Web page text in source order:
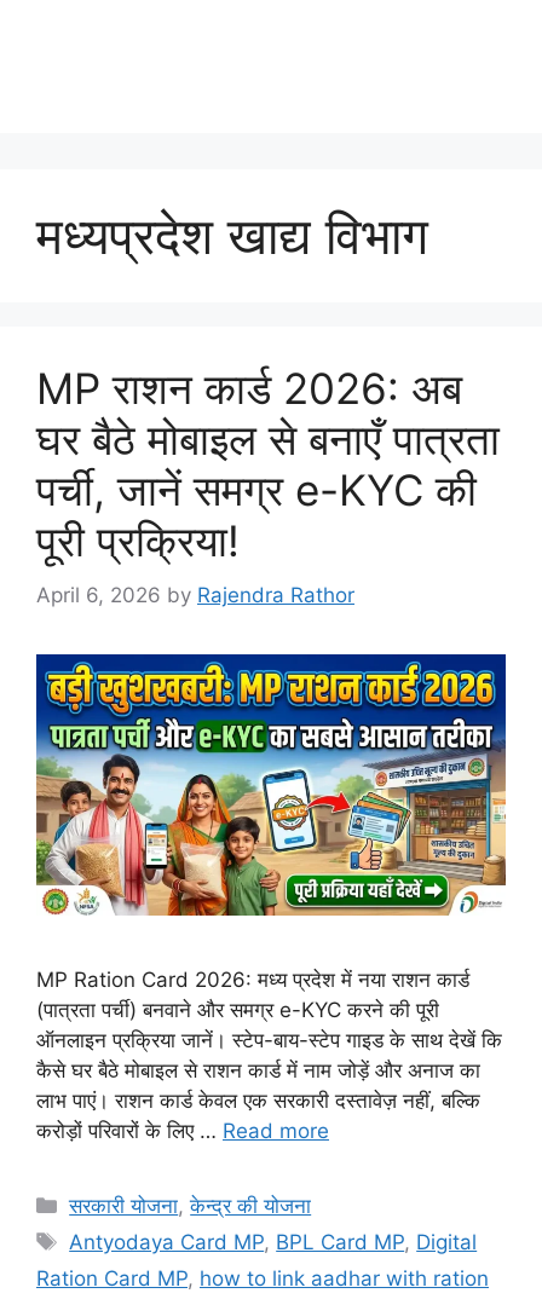
मध्यप्रदेश खाद्य विभाग
MP राशन कार्ड 2026: अब
घर बैठे मोबाइल से बनाएँ पात्रता
पर्ची, जानें समग्र e-KYC की
पूरी प्रक्रिया!
April 6, 2026 by Rajendra Rathor
MP Ration Card 2026: मध्य प्रदेश में नया राशन कार्ड
(पात्रता पर्ची) बनवाने और समग्र e-KYC करने की पूरी
ऑनलाइन प्रक्रिया जानें। स्टेप-बाय-स्टेप गाइड के साथ देखें कि
कैसे घर बैठे मोबाइल से राशन कार्ड में नाम जोड़ें और अनाज का
लाभ पाएं। राशन कार्ड केवल एक सरकारी दस्तावेज़ नहीं, बल्कि
करोड़ों परिवारों के लिए … Read more
Categories
सरकारी योजना,केन्द्र की योजना
Tags
Antyodaya Card MP, BPL Card MP, Digital
Ration Card MP, how to link aadhar with ration